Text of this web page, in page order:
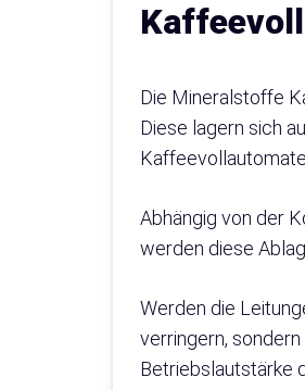
Die Mineralstoffe
Diese lagern sich
Abhängig von der
werden diese
Werden die
verringern,
Betriebslautstärke